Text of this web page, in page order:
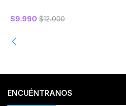
$9.990 $12.000
ENCUÉNTRANOS